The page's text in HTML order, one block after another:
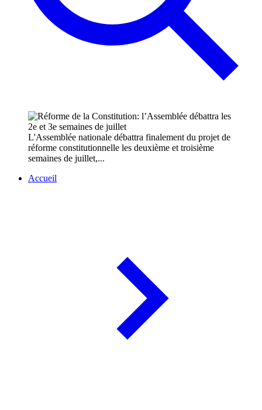
L'Assemblée nationale débattra finalement du projet de
réforme constitutionnelle les deuxième et troisième
semaines de juillet,...
Accueil